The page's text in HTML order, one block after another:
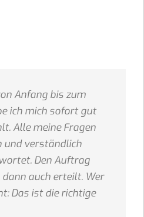
Anfang bis zum
ich mich sofort gut
Alle meine Fragen
und verständlich
Den Auftrag
auch erteilt. Wer
Das ist die richtige